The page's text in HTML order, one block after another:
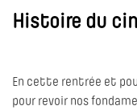
Histoire du
En cette rentrée et
pour revoir nos